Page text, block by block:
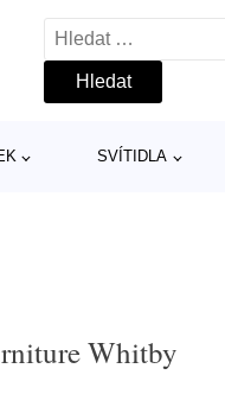
Vyhledávání
SVÍTIDLA
Whitby